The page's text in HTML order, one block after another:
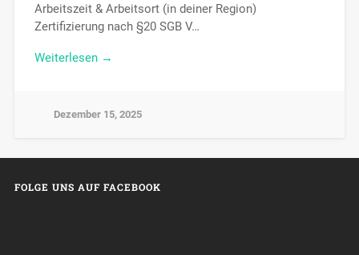
Arbeitszeit & Arbeitsort (in deiner Region)
Zertifizierung nach §20 SGB V…
Weiterlesen →
Dezember 15, 2025
FOLGE UNS AUF FACEBOOK